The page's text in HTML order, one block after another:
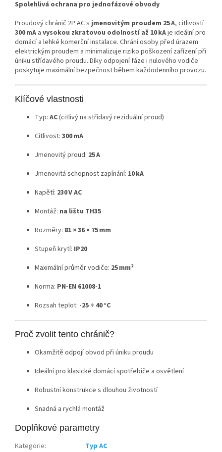
Spolehlivá ochrana pro jednofázové obvody
Proudový chránič 2P AC s jmenovitým proudem 25 A, citlivostí
300 mA a vysokou zkratovou odolností až 10 kAje ideální pro
domácí a lehké komerční instalace. Chrání osoby před úrazem
elektrickým proudem a minimalizuje riziko poškození zařízení při
úniku střídavého proudu. Díky odpojení fáze i nulového vodiče
poskytuje maximální bezpečnost během každodenního provozu.
Klíčové vlastnosti
Typ: AC(citlivý na střídavý reziduální proud)
Citlivost: 300 mA
Jmenovitý proud: 25 A
Jmenovitá schopnost zapínání: 10 kA
Napětí: 230 V AC
Montáž: na lištu TH35
Rozměry: 81 × 36 × 75 mm
Stupeň krytí: IP20
Maximální průměr vodiče: 25 mm²
Norma: PN-EN 61008-1
Rozsah teplot: -25 ÷ 40 °C
Proč zvolit tento chránič?
Okamžitě odpojí obvod při úniku proudu
Ideální pro klasické domácí spotřebiče a osvětlení
Robustní konstrukce s dlouhou životností
Snadná a rychlá montáž
Doplňkové parametry
Kategorie:
Typ AC